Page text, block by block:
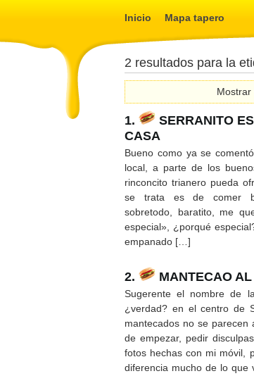
Inicio Mapa tapero
2 resultados para la
Mostrar
1.
SERRANITO
CASA
Bueno como ya se
local, a parte de los
rinconcito trianero pueda
se trata es de comer
sobretodo, baratito, me
especial», ¿porqué
empanado […]
2. MANTECAO
Sugerente el nombre de
¿verdad? en el centro de
mantecados no se parecen
de empezar, pedir
fotos hechas con mi móvil,
diferencia mucho de lo que